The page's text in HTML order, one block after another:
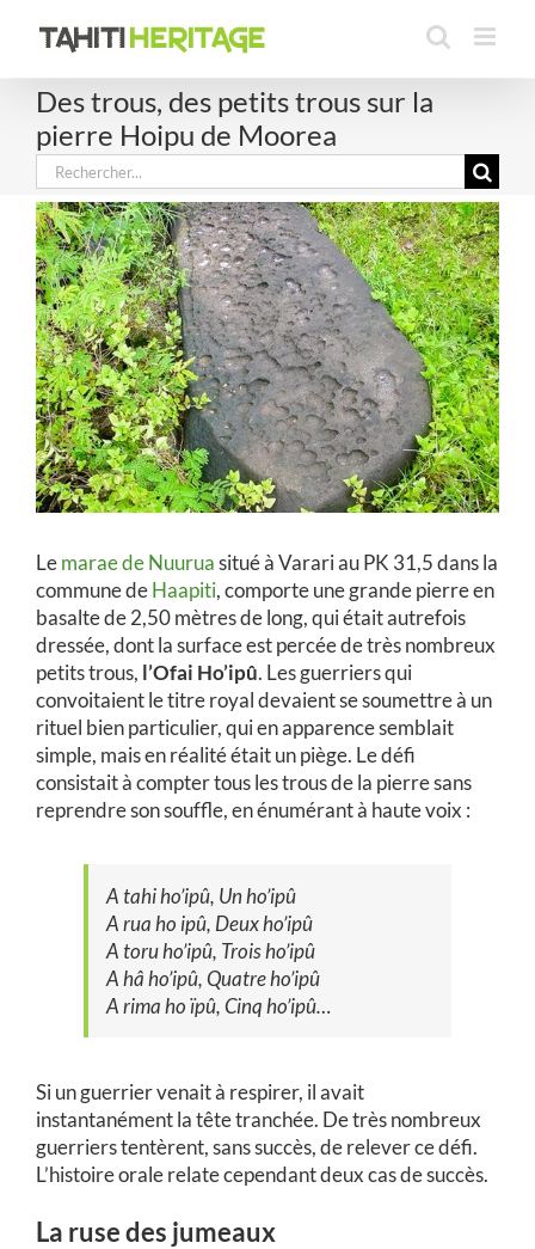
Des trous, des petits trous sur la
pierre Hoipu de Moorea
Rechercher:
Lemarae de Nuuruasitué à Varari au PK 31,5 dans la
commune deHaapiti, comporte une grande pierre en
basalte de 2,50 mètres de long, qui était autrefois
dressée, dont la surface est percée de très nombreux
petits trous, l’Ofai Ho’ipû. Les guerriers qui
convoitaient le titre royal devaient se soumettre à un
rituel bien particulier, qui en apparence semblait
simple, mais en réalité était un piège. Le défi
consistait à compter tous les trous de la pierre sans
reprendre son souffle, en énumérant à haute voix :
A tahi ho’ipû, Un ho’ipû
A rua ho ipû, Deux ho’ipû
A toru ho’ipû, Trois ho’ipû
A hâ ho’ipû, Quatre ho’ipû
A rima ho ïpû, Cinq ho’ipû…
Si un guerrier venait à respirer, il avait
instantanément la tête tranchée. De très nombreux
guerriers tentèrent, sans succès, de relever ce défi.
L’histoire orale relate cependant deux cas de succès.
La ruse des jumeaux